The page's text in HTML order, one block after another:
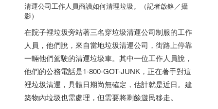
清運公司工作人員商議如何清理垃圾。（記者啟鉻／攝
影）
在院子裡垃圾旁站著三名穿垃圾清運公司制服的工作
人員，他們說，來自當地垃圾清運公司，街路上停靠
一輛他們駕駛的清運垃圾車。其中一位工作人員說，
他們的公務電話是1-800-GOT-JUNK，正在著手對這
裡垃圾清運，具體日期尚無確定，估計就是近日。建
築物內垃圾也需處理，但需要將剩餘遊民移走。